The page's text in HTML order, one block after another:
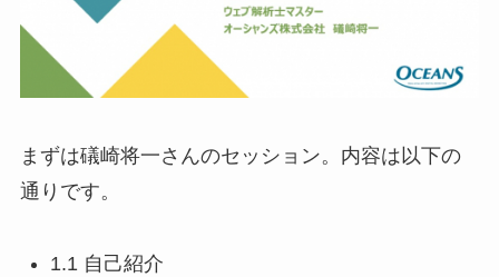
まずは礒崎将一さんのセッション。内容は以下の
通りです。
1.1 自己紹介